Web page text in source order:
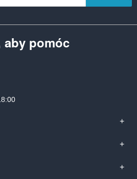
aby pomóc
+
+
+